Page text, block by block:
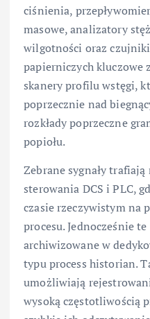
ciśnienia,
masowe, analizatory
wilgotności oraz
papierniczych kluczowe
skanery profilu wstęgi,
poprzecznie nad
rozkłady poprzeczne
popiołu.
Zebrane sygnały
sterowania DCS i PLC,
czasie rzeczywistym na
procesu. Jednocześnie
archiwizowane w
typu process historian.
umożliwiają
wysoką częstotliwością